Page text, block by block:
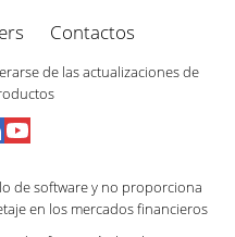
Contactos
de las actualizaciones de
de software y no proporciona
en los mercados financieros